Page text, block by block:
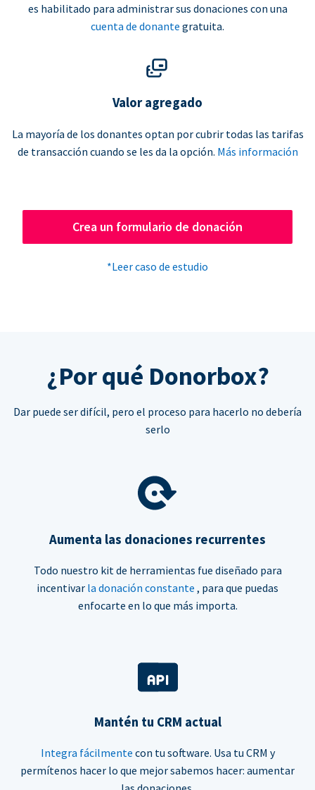
es habilitado para administrar sus donaciones con una
cuenta de donante gratuita.
Valor agregado
La mayoría de los donantes optan por cubrir todas las tarifas
de transacción cuando se les da la opción. Más información
Crea un formulario de donación
*Leer caso de estudio
¿Por qué Donorbox?
Dar puede ser difícil, pero el proceso para hacerlo no debería
serlo
Aumenta las donaciones recurrentes
Todo nuestro kit de herramientas fue diseñado para
incentivar la donación constante , para que puedas
enfocarte en lo que más importa.
Mantén tu CRM actual
Integra fácilmente con tu software. Usa tu CRM y
permítenos hacer lo que mejor sabemos hacer: aumentar